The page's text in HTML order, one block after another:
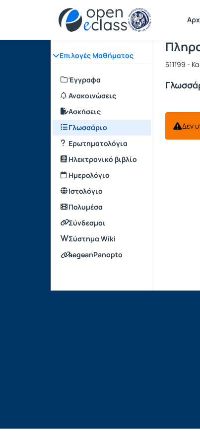
Επιλογές Μαθήματος
Έγγραφα
Ανακοινώσεις
Ασκήσεις
Γλωσσάριο
Ερωτηματολόγια
Ηλεκτρονικό βιβλίο
Ημερολόγιο
Ιστολόγιο
Πολυμέσα
Σύνδεσμοι
Σύστημα Wiki
aegeanPanopto
Αρχική
511199 -
Δεν